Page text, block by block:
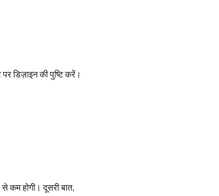
डिज़ाइन की पुष्टि करें।
कम होगी। दूसरी बात,